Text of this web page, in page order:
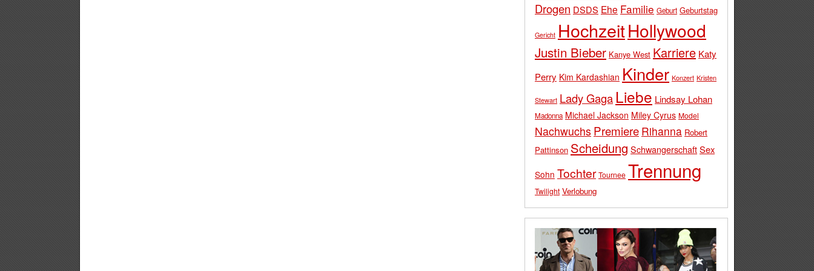
Drogen DSDS Ehe Familie Geburt Geburtstag
Gericht HochzeitHollywood
Justin Bieber Kanye West Karriere Katy
Perry Kim Kardashian Kinder Konzert Kristen
Stewart Lady Gaga Liebe Lindsay Lohan
Madonna Michael Jackson Miley Cyrus Model
Nachwuchs Premiere Rihanna Robert
Pattinson Scheidung SchwangerschaftSex
Sohn Tochter Tournee Trennung
Twilight Verlobung